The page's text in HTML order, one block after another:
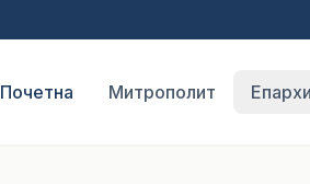
Почетна Митрополит